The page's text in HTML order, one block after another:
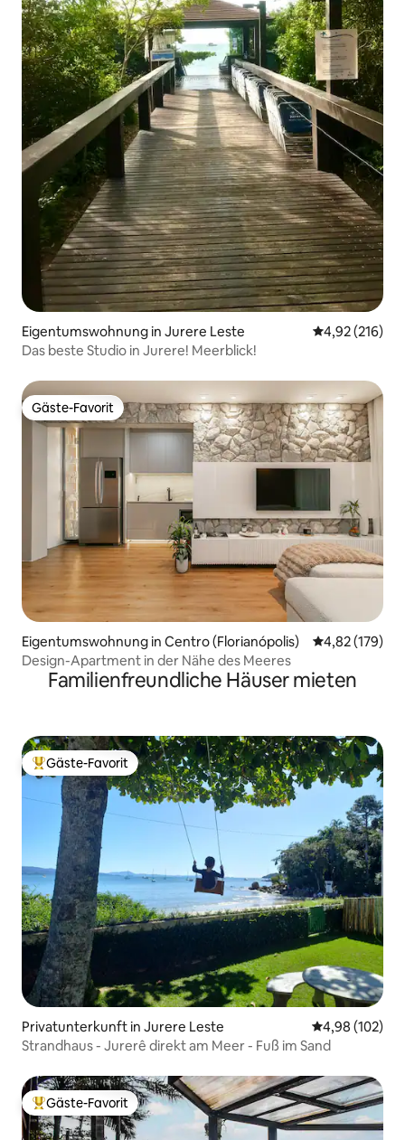
Eigentumswohnung in Jurere Leste
4,92 (216)
Das beste Studio in Jurere! Meerblick!
Gäste-Favorit
Gäste-Favorit
Eigentumswohnung in Centro (Florianópolis)
4,82 (179)
Design-Apartment in der Nähe des Meeres
Familienfreundliche Häuser mieten
Beliebter Gäste-Favorit.
Gäste-Favorit
Privatunterkunft in Jurere Leste
4,98 (102)
Strandhaus - Jurerê direkt am Meer - Fuß im Sand
Beliebter Gäste-Favorit.
Gäste-Favorit